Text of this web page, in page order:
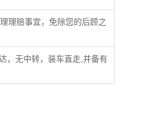
理赔事宜，免除您的后顾之
，无中转，装车直走,并备有